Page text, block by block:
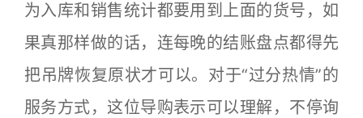
为入库和销售统计都要用到上面的货号，如
果真那样做的话，连每晚的结账盘点都得先
把吊牌恢复原状才可以。对于“过分热情”的
服务方式，这位导购表示可以理解，不停询